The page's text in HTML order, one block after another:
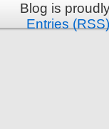
Blog is
Entries (RSS)